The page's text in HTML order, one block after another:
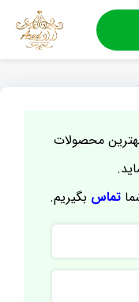
محصولات
تماس بگیریم.